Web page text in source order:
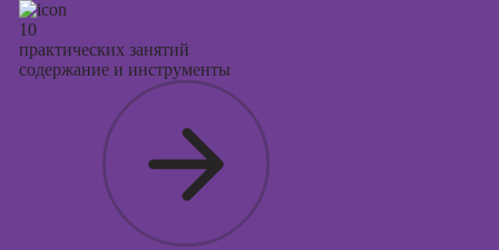
10
практических занятий
содержание и инструменты